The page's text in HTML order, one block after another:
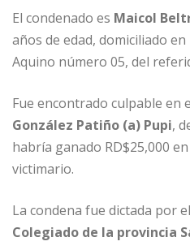
El condenado es Maicol
años de edad, domiciliado
Aquino número 05, del
Fue encontrado culpable en
González Patiño (a) Pupi,
habría ganado RD$25,000
victimario.
La condena fue dictada por el
Colegiado de la provincia